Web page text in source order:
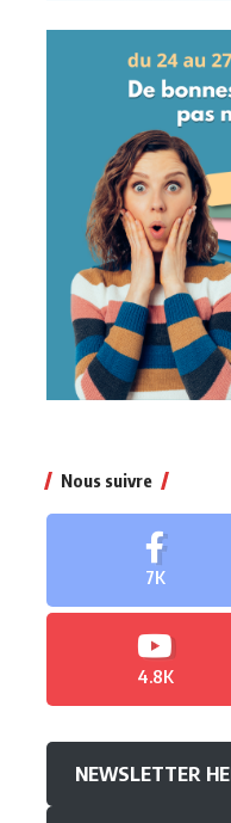
Nous suivre
7K
4.8K
NEWSLETTER